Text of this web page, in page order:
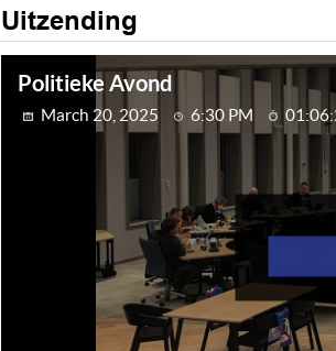
Uitzending